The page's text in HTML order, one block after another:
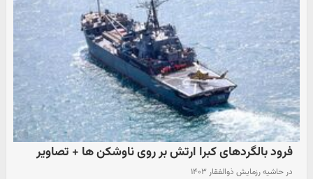
فرود بالگردهای کبرا ارتش بر روی ناوشکن ها + تصاویر
در حاشیه رزمایش ذوالفقار ۱۴۰۳